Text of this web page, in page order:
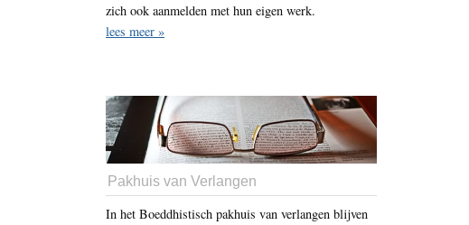
zich ook aanmelden met hun eigen werk.
lees meer »
Pakhuis van Verlangen
In het Boeddhistisch pakhuis van verlangen blijven